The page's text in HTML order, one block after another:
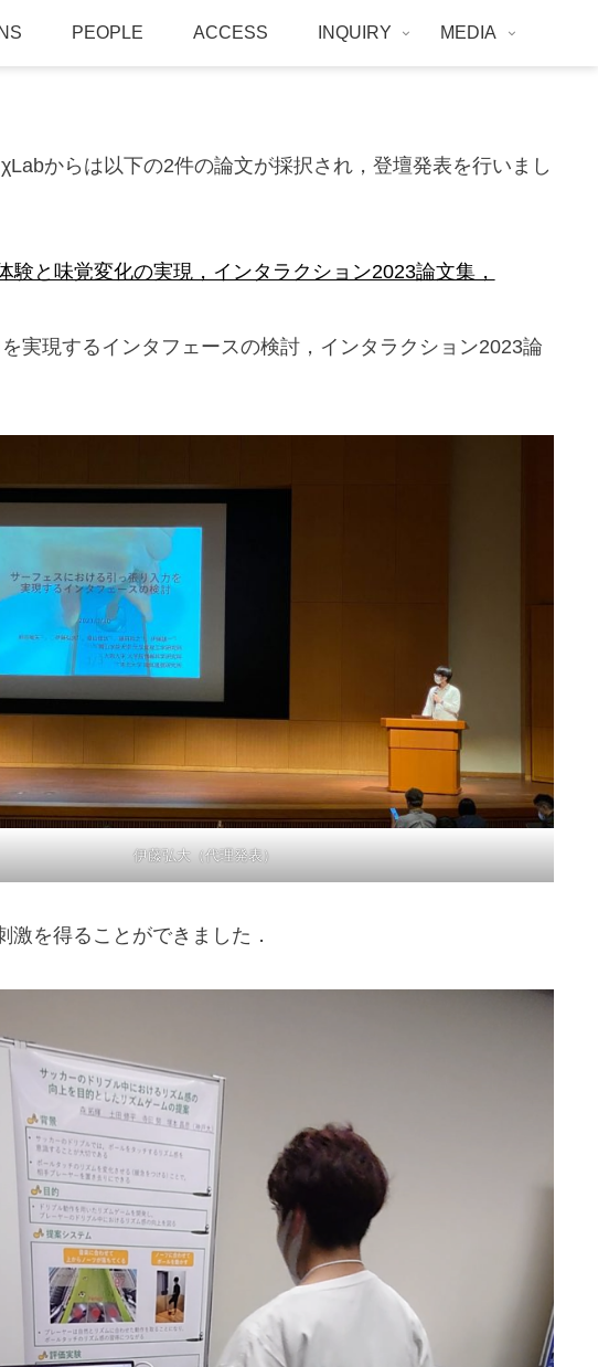
PEOPLE ACCESS INQUIRY MEDIA
からは以下の2件の論文が採択され，登壇発表を行いまし
と味覚変化の実現，インタラクション2023論文集，
実現するインタフェースの検討，インタラクション2023論
伊藤弘大（代理発表）
を得ることができました．